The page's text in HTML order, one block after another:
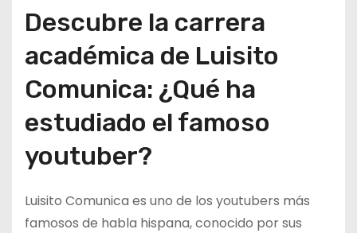
Descubre la carrera
académica de Luisito
Comunica: ¿Qué ha
estudiado el famoso
youtuber?
Luisito Comunica es uno de los youtubers más
famosos de habla hispana, conocido por sus